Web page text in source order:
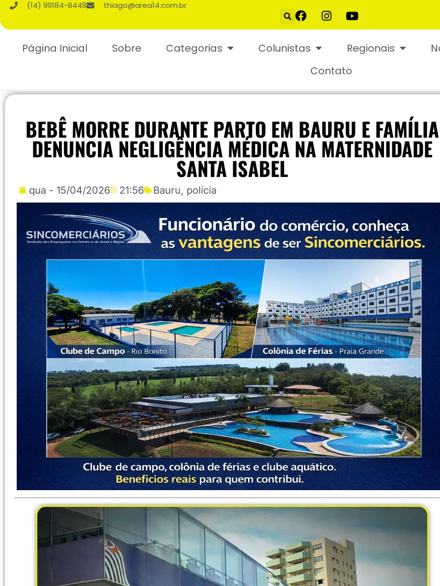
(14) 99184-8448 thiago@area14.com.br
Página Inicial Sobre Categorias Colunistas Regionais
Contato
BEBÊ MORRE DURANTE PARTO EM BAURU E FAMÍLIA
DENUNCIA NEGLIGÊNCIA MÉDICA NA MATERNIDADE
SANTA ISABEL
qua - 15/04/2026 21:56 Bauru, polícia